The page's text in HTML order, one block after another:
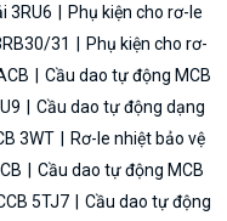
3RU6
Phụ kiện cho rơ-le
31
Phụ kiện cho rơ-
Cầu dao tự động MCB
Cầu dao tự động dạng
3WT
Rơ-le nhiệt bảo vệ
Cầu dao tự động MCB
5TJ7
Cầu dao tự động